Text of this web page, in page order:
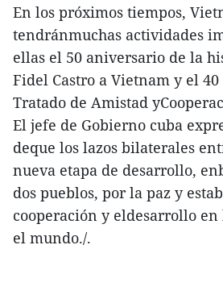
En los próximos tiempos,
tendránmuchas actividades
ellas el 50 aniversario de la
Fidel Castro a Vietnam y el
Tratado de Amistad
El jefe de Gobierno cuba
deque los lazos bilaterales
nueva etapa de desarrollo,
dos pueblos, por la paz y
cooperación y eldesarrollo en
el mundo./.